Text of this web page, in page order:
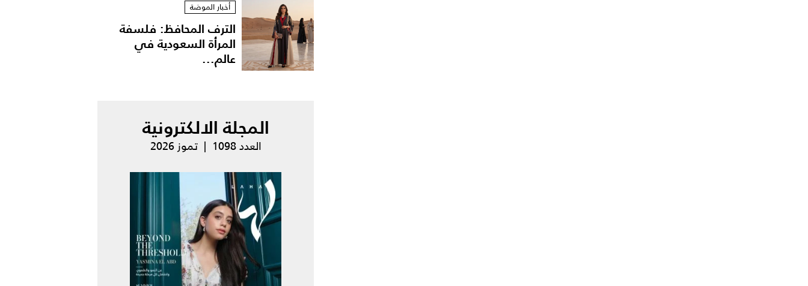
أخبار الموضة
الترف المحافظ: فلسفة
المرأة السعودية في
عالم...
المجلة الالكترونية
العدد 1098 | تموز 2026